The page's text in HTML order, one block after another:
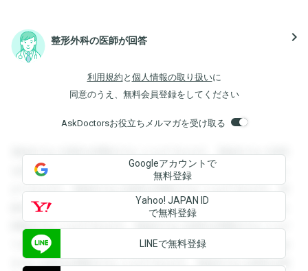
整形外科の医師が回答 navigate_next
利用規約 と 個人情報の取り扱いに
同意のうえ、無料会員登録をしてください
AskDoctorsお役立ちメルマガを受け取る
登録すると回答を閲覧することができます。登録すると回答
を閲覧することができます。登録すると回答を閲覧すること
ができます。登録すると回答を閲覧することができます。登
録すると回答を閲覧することができます。登録すると回答を
閲覧することができます。登録すると回答を閲覧することが
できます。登録すると回答を閲覧することができます。登録
すると回答を閲覧することができます。登録すると回答を閲
Googleアカウントで
無料登録
Yahoo! JAPAN ID
で無料登録
LINEで無料登録